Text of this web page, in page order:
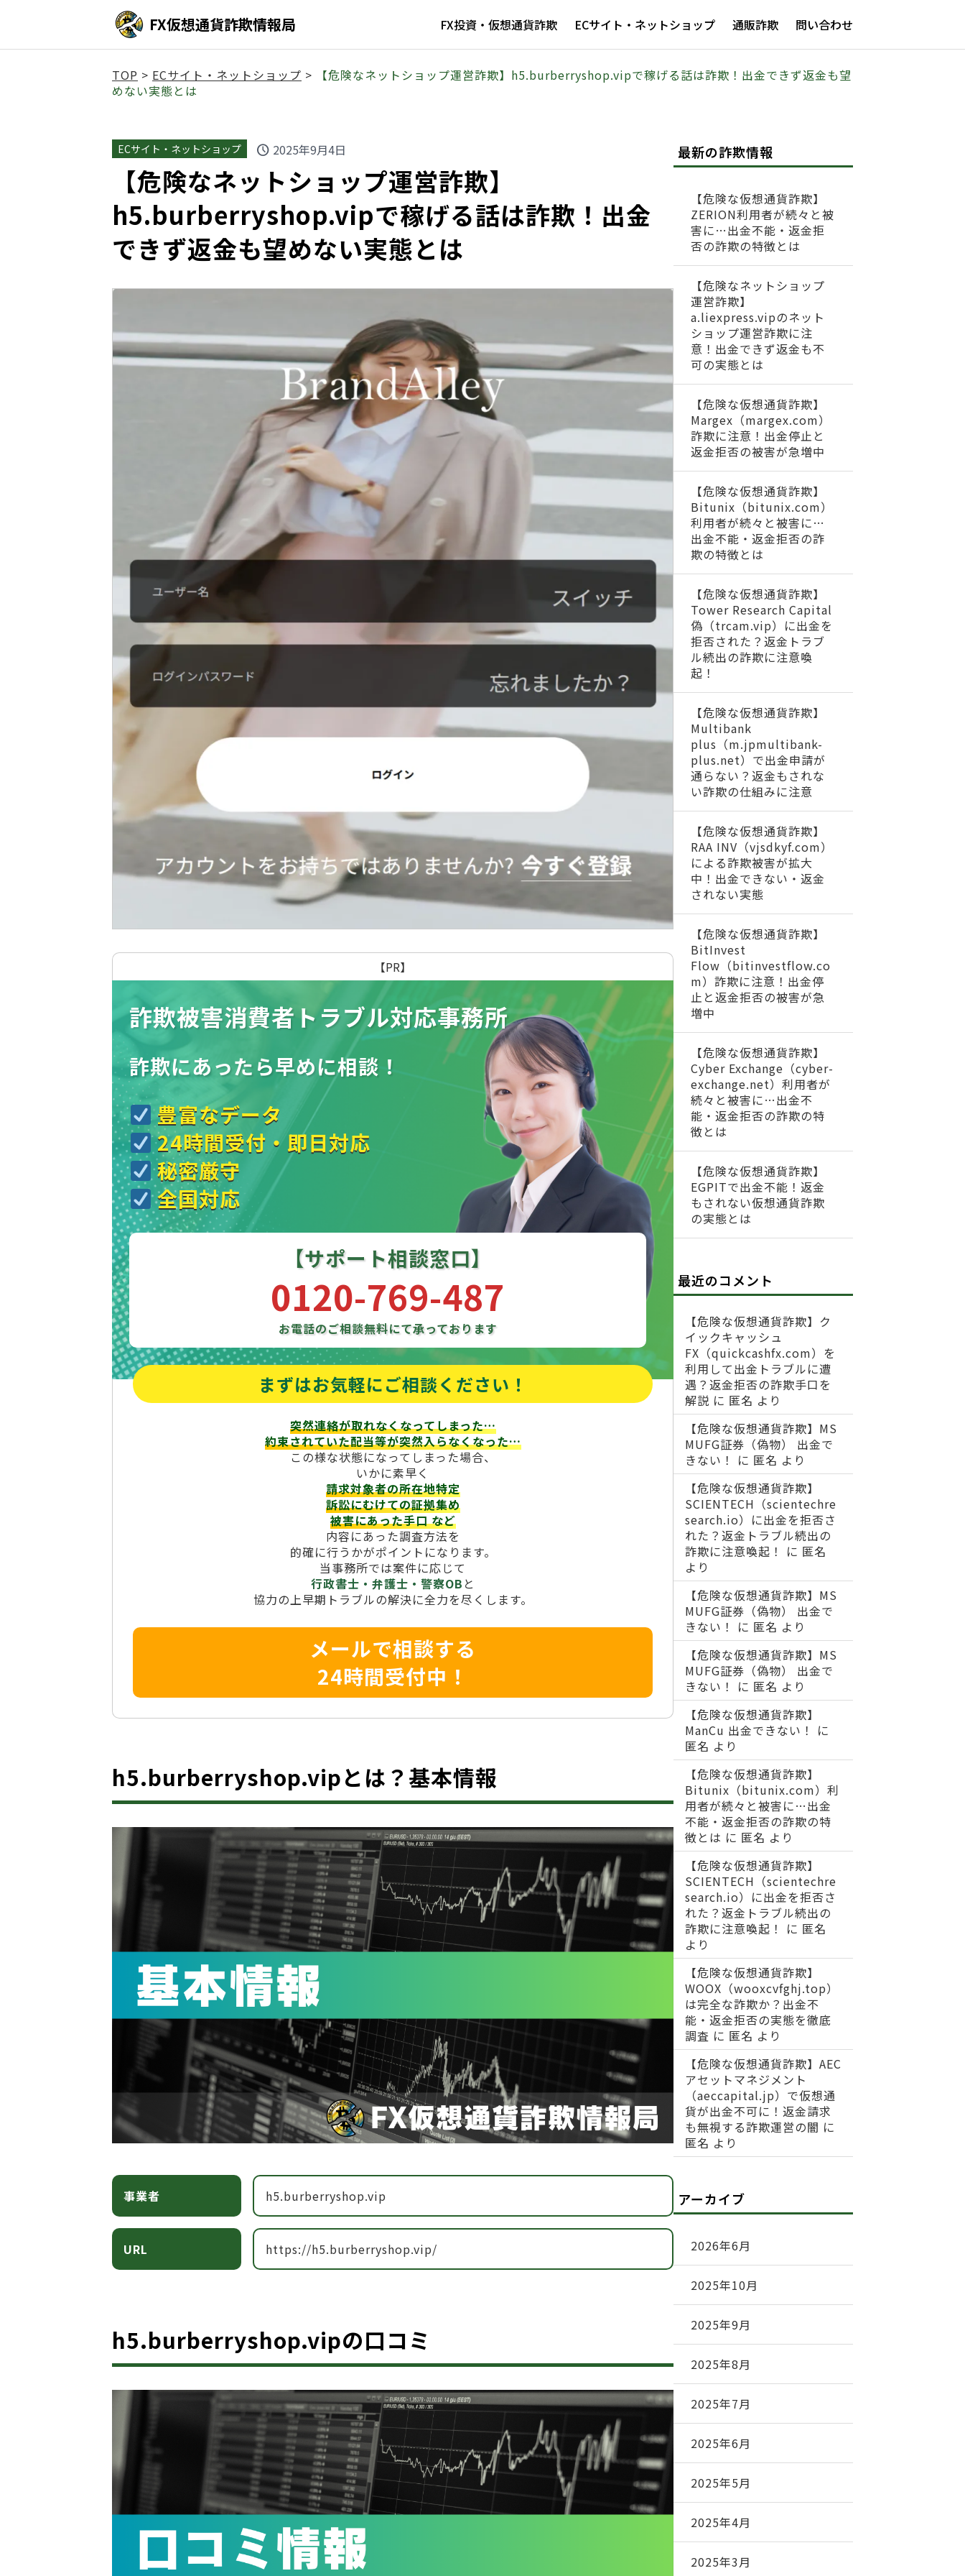
FX仮想通貨詐欺情報局 FX投資・仮想通貨詐欺 ECサイト・ネットショップ 通販詐欺 問い合わせ
TOP > ECサイト・ネットショップ >
【危険なネットショップ運営詐欺】h5.burberryshop.vipで稼げる話は詐欺！出金できず返金も望
めない実態とは
ECサイト・ネットショップ schedule 2025年9月4日
【危険なネットショップ運営詐欺】
h5.burberryshop.vipで稼げる話は詐欺！出金
できず返金も望めない実態とは
【PR】
詐欺被害消費者トラブル対応事務所
詐欺にあったら早めに相談！
豊富なデータ
24時間受付・即日対応
秘密厳守
全国対応
【サポート相談窓口】
0120-769-487
お電話のご相談無料にて承っております
まずはお気軽にご相談ください！
突然連絡が取れなくなってしまった…
約束されていた配当等が突然入らなくなった…
この様な状態になってしまった場合、
いかに素早く
請求対象者の所在地特定
訴訟にむけての証拠集め
被害にあった手口など
内容にあった調査方法を
的確に行うかがポイントになります。
当事務所では案件に応じて
行政書士・弁護士・警察OB と
協力の上早期トラブルの解決に全力を尽くします。
メールで相談する
24時間受付中！
h5.burberryshop.vipとは？基本情報
事業者 h5.burberryshop.vip
URL https://h5.burberryshop.vip/
h5.burberryshop.vipの口コミ
最新の詐欺情報
【危険な仮想通貨詐欺】
ZERION利用者が続々と被
害に…出金不能・返金拒
否の詐欺の特徴とは
【危険なネットショップ
運営詐欺】
a.liexpress.vipのネット
ショップ運営詐欺に注
意！出金できず返金も不
可の実態とは
【危険な仮想通貨詐欺】
Margex（margex.com）
詐欺に注意！出金停止と
返金拒否の被害が急増中
【危険な仮想通貨詐欺】
Bitunix（bitunix.com）
利用者が続々と被害に…
出金不能・返金拒否の詐
欺の特徴とは
【危険な仮想通貨詐欺】
Tower Research Capital
偽（trcam.vip）に出金を
拒否された？返金トラブ
ル続出の詐欺に注意喚
起！
【危険な仮想通貨詐欺】
Multibank
plus（m.jpmultibank-
plus.net）で出金申請が
通らない？返金もされな
い詐欺の仕組みに注意
【危険な仮想通貨詐欺】
RAA INV（vjsdkyf.com）
による詐欺被害が拡大
中！出金できない・返金
されない実態
【危険な仮想通貨詐欺】
BitInvest
Flow（bitinvestflow.co
m）詐欺に注意！出金停
止と返金拒否の被害が急
増中
【危険な仮想通貨詐欺】
Cyber Exchange（cyber-
exchange.net）利用者が
続々と被害に…出金不
能・返金拒否の詐欺の特
徴とは
【危険な仮想通貨詐欺】
EGPITで出金不能！返金
もされない仮想通貨詐欺
の実態とは
最近のコメント
【危険な仮想通貨詐欺】ク
イックキャッシュ
FX（quickcashfx.com）を
利用して出金トラブルに遭
遇？返金拒否の詐欺手口を
解説 に 匿名 より
【危険な仮想通貨詐欺】MS
MUFG証券（偽物） 出金で
きない！
に 匿名 より
【危険な仮想通貨詐欺】
SCIENTECH（scientechre
search.io）に出金を拒否さ
れた？返金トラブル続出の
詐欺に注意喚起！
に 匿名
より
【危険な仮想通貨詐欺】MS
MUFG証券（偽物） 出金で
きない！
に 匿名 より
【危険な仮想通貨詐欺】MS
MUFG証券（偽物） 出金で
きない！
に 匿名 より
【危険な仮想通貨詐欺】
ManCu 出金できない！
に
匿名 より
【危険な仮想通貨詐欺】
Bitunix（bitunix.com）利
用者が続々と被害に…出金
不能・返金拒否の詐欺の特
徴とは に 匿名 より
【危険な仮想通貨詐欺】
SCIENTECH（scientechre
search.io）に出金を拒否さ
れた？返金トラブル続出の
詐欺に注意喚起！
に 匿名
より
【危険な仮想通貨詐欺】
WOOX（wooxcvfghj.top）
は完全な詐欺か？出金不
能・返金拒否の実態を徹底
調査 に 匿名 より
【危険な仮想通貨詐欺】AEC
アセットマネジメント
（aeccapital.jp）で仮想通
貨が出金不可に！返金請求
も無視する詐欺運営の闇 に
匿名 より
アーカイブ
2026年6月
2025年10月
2025年9月
2025年8月
2025年7月
2025年6月
2025年5月
2025年4月
2025年3月